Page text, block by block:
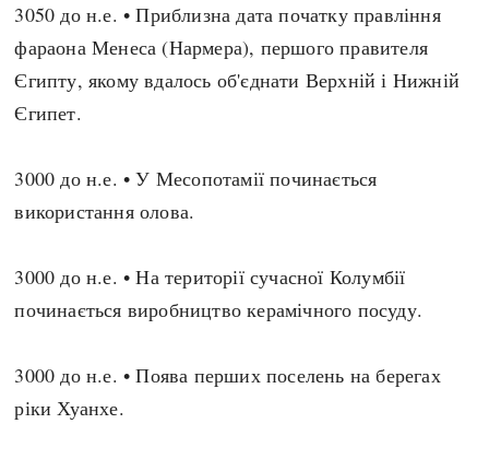
СЬОГОДНІ
ЗАГОЛОВКИ
ПРАВИЛА ЖИТТЯ
ВИ (НЕ) ЗНАЛИ
ПОДКАСТИ
КРУГЛІ ДАТИ
НОТА БЕНЕ
ФОТОІСТОРІЇ
МОЯ ІСТОРІЯ
Авіація і космонавтика
Катастрофи
Україна
Княжа доба
Українська революція
3050 до н.е. • Приблизна дата початку правління
фараона Менеса (Нармера), першого правителя
Єгипту, якому вдалось об'єднати Верхній і Нижній
Єгипет.
3000 до н.е. • У Месопотамії починається
використання олова.
3000 до н.е. • На території сучасної Колумбії
починається виробництво керамічного посуду.
3000 до н.е. • Поява перших поселень на берегах
ріки Хуанхе.